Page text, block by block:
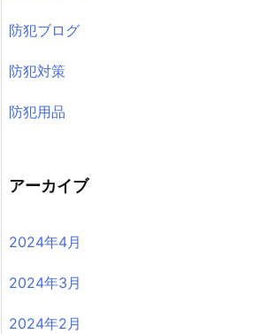
防犯ブログ
防犯対策
防犯用品
アーカイブ
2024年4月
2024年3月
2024年2月